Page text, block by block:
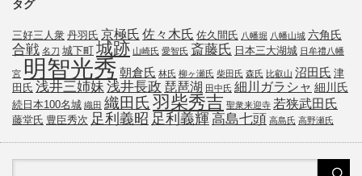
タグ
三好三人衆 丹羽氏 京極氏 佐々木氏 佐久間氏 八幡堀 八幡山城 六角氏
合戦 名刀 城下町 城跡 山崎氏 愛智氏 斎藤氏 日本三大湖城 日牟禮八幡
宮 明智光秀 朝倉氏 林氏 柳ヶ瀬氏 柴田氏 森氏 比叡山 沼田氏 津
田氏 浅井三姉妹 浅井長政 琵琶湖 田中氏 細川ガラシャ 細川氏
続日本100名城 織田 織田氏 羽柴秀吉 聖衆来迎寺 若狭武田氏
藤堂氏 豊臣秀次 足利義昭 足利義輝 高島七頭 高島氏 高野瀬氏